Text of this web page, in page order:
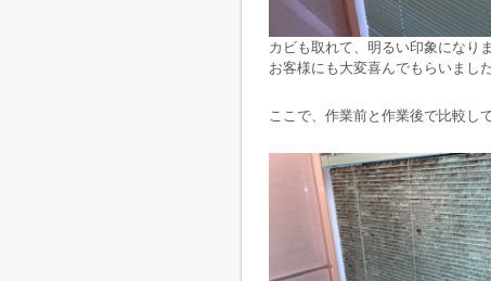
カビも取れて、明るい印象になり
お客様にも大変喜んでもらいまし
ここで、作業前と作業後で比較し